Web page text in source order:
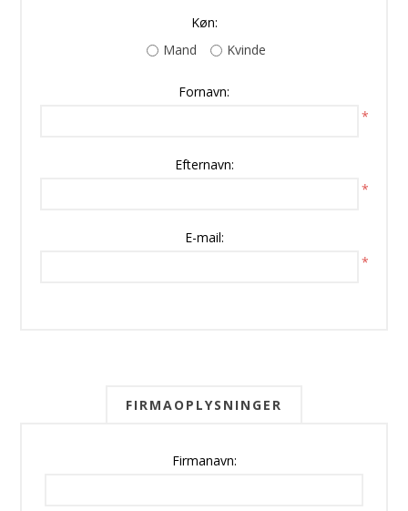
Køn:
Mand
Kvinde
Fornavn:
*
Efternavn:
*
E-mail:
*
FIRMAOPLYSNINGER
Firmanavn: